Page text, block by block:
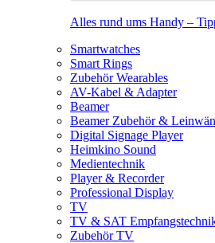
Alles rund ums Handy –
Smartwatches
Smart Rings
Zubehör Wearables
AV-Kabel & Adapter
Beamer
Beamer Zubehör &
Digital Signage Player
Heimkino Sound
Medientechnik
Player & Recorder
Professional Display
TV
TV & SAT
Zubehör TV